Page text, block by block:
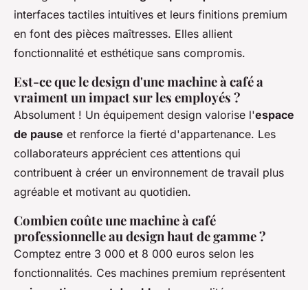
interfaces tactiles intuitives et leurs finitions premium
en font des pièces maîtresses. Elles allient
fonctionnalité et esthétique sans compromis.
Est-ce que le design d'une machine à café a
vraiment un impact sur les employés ?
Absolument ! Un équipement design valorise l'espace
de pause et renforce la fierté d'appartenance. Les
collaborateurs apprécient ces attentions qui
contribuent à créer un environnement de travail plus
agréable et motivant au quotidien.
Combien coûte une machine à café
professionnelle au design haut de gamme ?
Comptez entre 3 000 et 8 000 euros selon les
fonctionnalités. Ces machines premium représentent